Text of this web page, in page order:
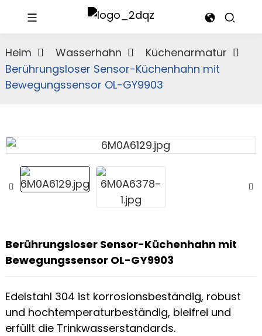
Heim Wasserhahn
Küchenarmatur
Berührungsloser Sensor-Küchenhahn mit
Bewegungssensor OL-GY9903
Berührungsloser Sensor-Küchenhahn mit
Bewegungssensor OL-GY9903
Edelstahl 304 ist korrosionsbeständig, robust
und hochtemperaturbeständig, bleifrei und
erfüllt die Trinkwasserstandards.